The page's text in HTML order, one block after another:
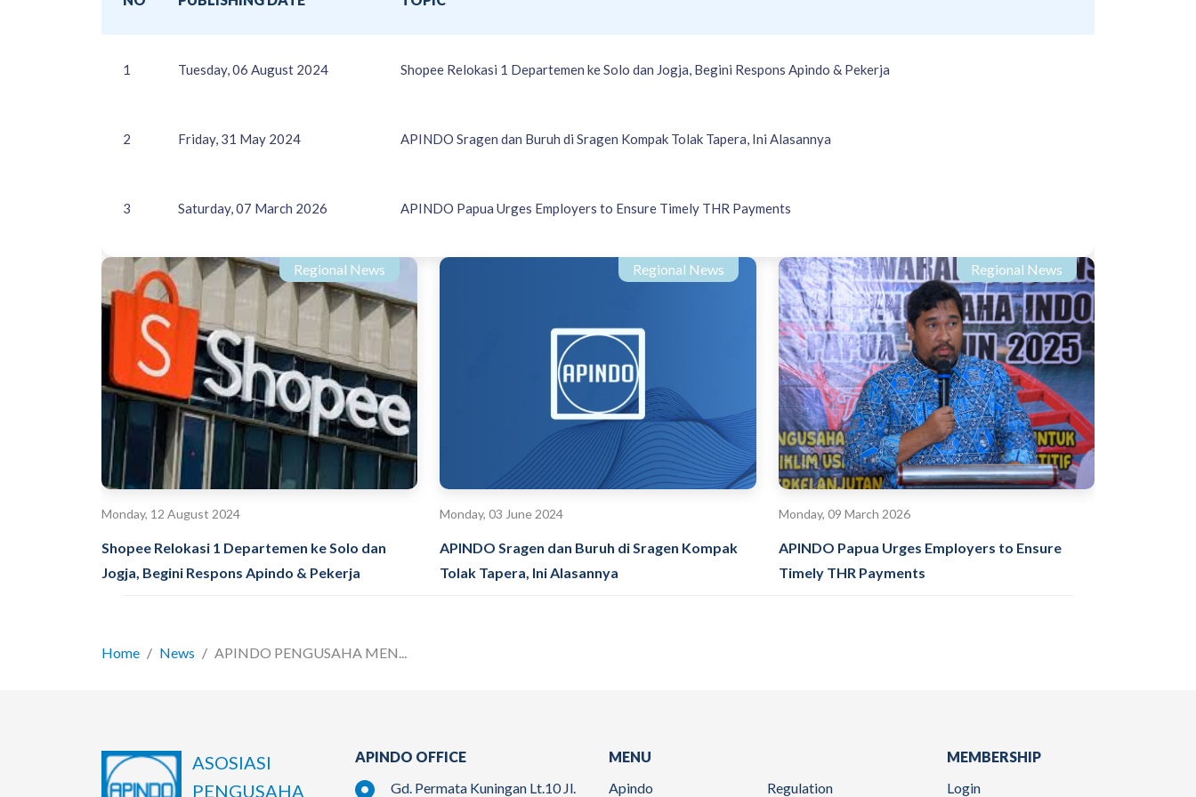
1 Tuesday, 06 August 2024 Shopee Relokasi 1 Departemen ke Solo dan Jogja, Begini Respons Apindo & Pekerja
2 Friday, 31 May 2024 APINDO Sragen dan Buruh di Sragen Kompak Tolak Tapera, Ini Alasannya
3 Saturday, 07 March 2026 APINDO Papua Urges Employers to Ensure Timely THR Payments
Regional News
Monday, 12 August 2024
Shopee Relokasi 1 Departemen ke Solo dan
Jogja, Begini Respons Apindo & Pekerja
Regional News
Monday, 03 June 2024
APINDO Sragen dan Buruh di Sragen Kompak
Tolak Tapera, Ini Alasannya
Regional News
Monday, 09 March 2026
APINDO Papua Urges Employers to Ensure
Timely THR Payments
Home News APINDO PENGUSAHA MEN...
ASOSIASI
PENGUSAHA
APINDO OFFICE
Gd. Permata Kuningan Lt.10 Jl.
MENU
Apindo
Regulation
MEMBERSHIP
Login